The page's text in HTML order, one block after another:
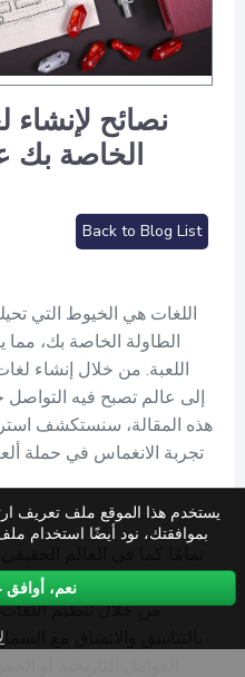
نصائح
Back to Blog List
اللغات هي الخيوط التي
الطاولة الخاصة بك،
اللعبة. من خلال إنشاء
إلى عالم تصبح فيه التواصل
هذه المقالة، سنستكشف
تجربة الانغماس في حملة
تمامًا كما في العالم
عالم ألعاب الأدوار الخاص
من خلال تنظيم
بالتناسق والاتساق مع
العوامل التاريخية أو
يستخدم هذا الموقع ملف تعريف
بموافقتك، نود أيضًا استخدام
نعم، أوافق